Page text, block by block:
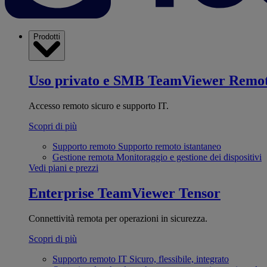
Prodotti
Uso privato e SMB TeamViewer
Accesso remoto sicuro e supporto IT.
Scopri di più
Supporto remoto Supporto remoto istantaneo
Gestione remota Monitoraggio e gestione dei dispositivi
Vedi piani e prezzi
Enterprise TeamViewer Tensor
Connettività remota per operazioni in sicurezza.
Scopri di più
Supporto remoto IT Sicuro, flessibile, integrato